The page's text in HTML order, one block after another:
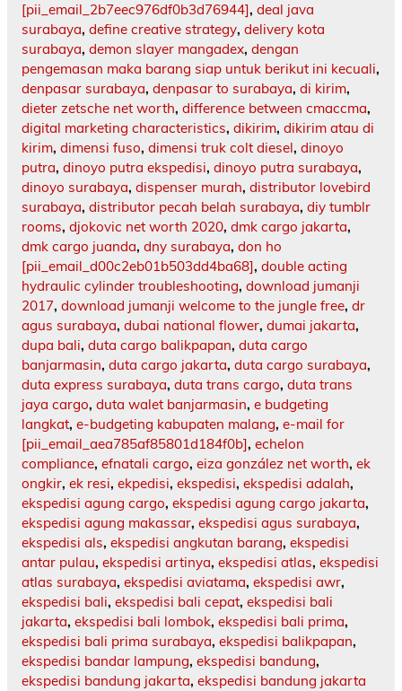
[pii_email_2b7eec976df0b3d76944], deal java
surabaya, define creative strategy, delivery kota
surabaya, demon slayer mangadex, dengan
pengemasan maka barang siap untuk berikut ini kecuali,
denpasar surabaya, denpasar to surabaya, di kirim,
dieter zetsche net worth, difference between cmaccma,
digital marketing characteristics, dikirim, dikirim atau di
kirim, dimensi fuso, dimensi truk colt diesel, dinoyo
putra, dinoyo putra ekspedisi, dinoyo putra surabaya,
dinoyo surabaya, dispenser murah, distributor lovebird
surabaya, distributor pecah belah surabaya, diy tumblr
rooms, djokovic net worth 2020, dmk cargo jakarta,
dmk cargo juanda, dny surabaya, don ho
[pii_email_d00c2eb01b503dd4ba68], double acting
hydraulic cylinder troubleshooting, download jumanji
2017, download jumanji welcome to the jungle free, dr
agus surabaya, dubai national flower, dumai jakarta,
dupa bali, duta cargo balikpapan, duta cargo
banjarmasin, duta cargo jakarta, duta cargo surabaya,
duta express surabaya, duta trans cargo, duta trans
jaya cargo, duta walet banjarmasin, e budgeting
langkat, e-budgeting kabupaten malang, e-mail for
[pii_email_aea785af85801d184f0b], echelon
compliance, efnatali cargo, eiza gonzález net worth, ek
ongkir, ek resi, ekpedisi, ekspedisi, ekspedisi adalah,
ekspedisi agung cargo, ekspedisi agung cargo jakarta,
ekspedisi agung makassar, ekspedisi agus surabaya,
ekspedisi als, ekspedisi angkutan barang, ekspedisi
antar pulau, ekspedisi artinya, ekspedisi atlas, ekspedisi
atlas surabaya, ekspedisi aviatama, ekspedisi awr,
ekspedisi bali, ekspedisi bali cepat, ekspedisi bali
jakarta, ekspedisi bali lombok, ekspedisi bali prima,
ekspedisi bali prima surabaya, ekspedisi balikpapan,
ekspedisi bandar lampung, ekspedisi bandung,
ekspedisi bandung jakarta, ekspedisi bandung jakarta